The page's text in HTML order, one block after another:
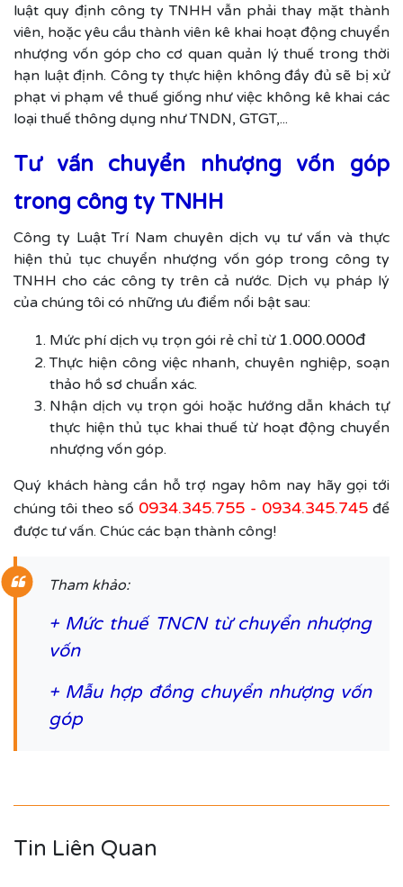
luật quy định công ty TNHH vẫn phải thay mặt thành
viên, hoặc yêu cầu thành viên kê khai hoạt động chuyển
nhượng vốn góp cho cơ quan quản lý thuế trong thời
hạn luật định. Công ty thực hiện không đầy đủ sẽ bị xử
phạt vi phạm về thuế giống như việc không kê khai các
loại thuế thông dụng như TNDN, GTGT,...
Tư vấn chuyển nhượng vốn góp
trong công ty TNHH
Công ty Luật Trí Nam chuyên dịch vụ tư vấn và thực
hiện thủ tục chuyển nhượng vốn góp trong công ty
TNHH cho các công ty trên cả nước. Dịch vụ pháp lý
của chúng tôi có những ưu điểm nổi bật sau:
Mức phí dịch vụ trọn gói rẻ chỉ từ 1.000.000đ
Thực hiện công việc nhanh, chuyên nghiệp, soạn
thảo hồ sơ chuẩn xác.
Nhận dịch vụ trọn gói hoặc hướng dẫn khách tự
thực hiện thủ tục khai thuế từ hoạt động chuyển
nhượng vốn góp.
Quý khách hàng cần hỗ trợ ngay hôm nay hãy gọi tới
chúng tôi theo số 0934.345.755 - 0934.345.745 để
được tư vấn. Chúc các bạn thành công!
Tham khảo:
+ Mức thuế TNCN từ chuyển nhượng
vốn
+ Mẫu hợp đồng chuyển nhượng vốn
góp
Tin Liên Quan